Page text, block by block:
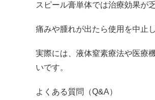
スピール膏単体では治療効果が
痛みや腫れが出たら使用を中止
実際には、液体窒素療法や医療
いです。
よくある質問（Q&A）